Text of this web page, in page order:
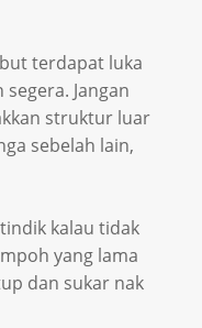
terdapat luka
Jangan
struktur luar
sebelah lain,
kalau tidak
yang lama
dan sukar nak